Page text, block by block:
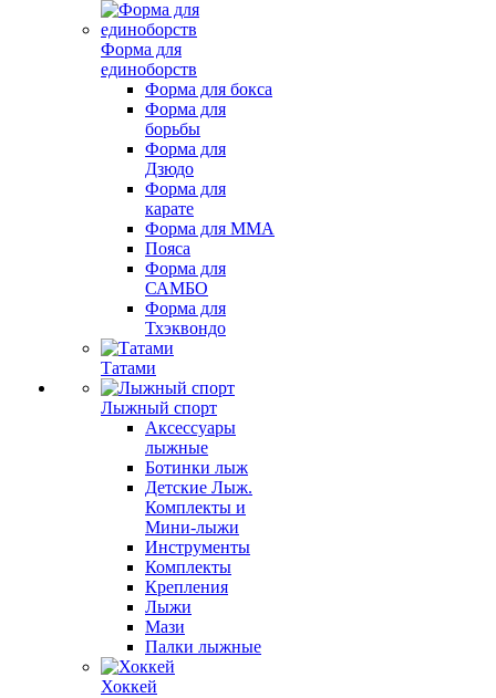
Форма для
единоборств
Форма для бокса
Форма для
борьбы
Форма для
Дзюдо
Форма для
карате
Форма для MMA
Пояса
Форма для
САМБО
Форма для
Тхэквондо
Татами
Лыжный спорт
Аксессуары
лыжные
Ботинки лыж
Детские Лыж.
Комплекты и
Мини-лыжи
Инструменты
Комплекты
Крепления
Лыжи
Мази
Палки лыжные
Хоккей